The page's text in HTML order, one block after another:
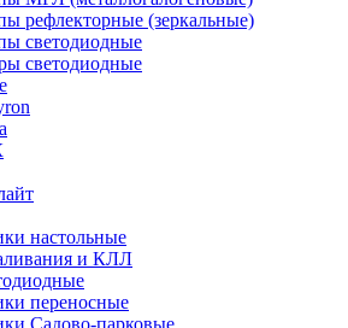
рефлекторные (зеркальные)
светодиодные
светодиодные
настольные
и КЛЛ
переносные
Садово-парковые